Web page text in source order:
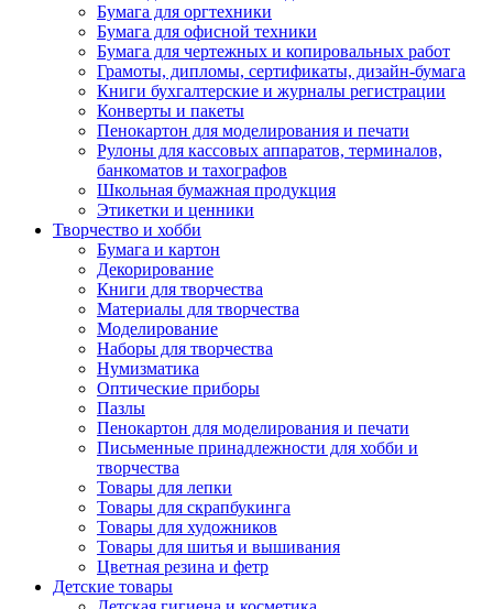
Бумага для оргтехники
Бумага для офисной техники
Бумага для чертежных и копировальных работ
Грамоты, дипломы, сертификаты, дизайн-бумага
Книги бухгалтерские и журналы регистрации
Конверты и пакеты
Пенокартон для моделирования и печати
Рулоны для кассовых аппаратов, терминалов,
банкоматов и тахографов
Школьная бумажная продукция
Этикетки и ценники
Творчество и хобби
Бумага и картон
Декорирование
Книги для творчества
Материалы для творчества
Моделирование
Наборы для творчества
Нумизматика
Оптические приборы
Пазлы
Пенокартон для моделирования и печати
Письменные принадлежности для хобби и
творчества
Товары для лепки
Товары для скрапбукинга
Товары для художников
Товары для шитья и вышивания
Цветная резина и фетр
Детские товары